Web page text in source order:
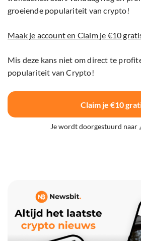
groeiende populariteit van crypto!
Maak je account en Claim je €10
Mis deze kans niet om direct te
populariteit van Crypto!
Claim je €10
Je wordt doorgestuurd naar